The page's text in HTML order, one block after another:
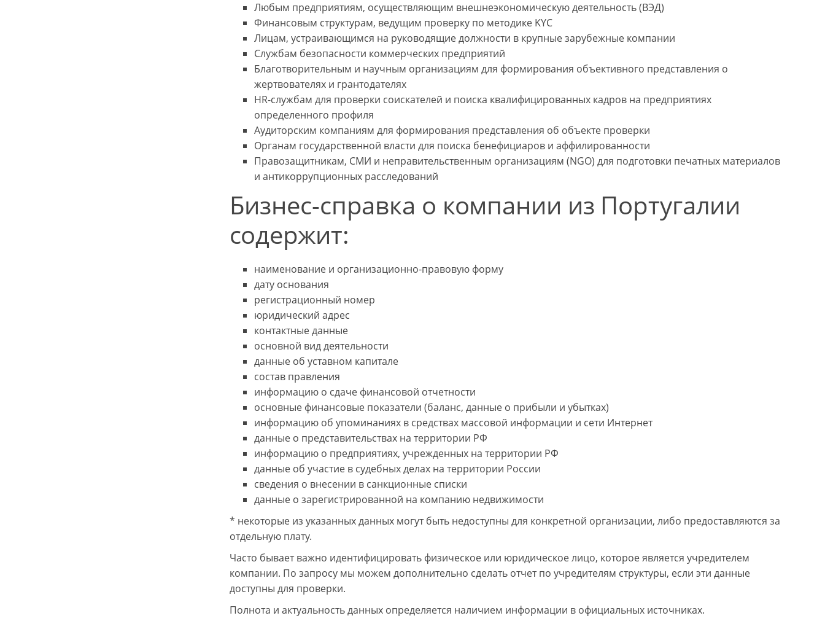
Любым предприятиям, осуществляющим внешнеэкономическую деятельность (ВЭД)
Финансовым структурам, ведущим проверку по методике KYC
Лицам, устраивающимся на руководящие должности в крупные зарубежные компании
Службам безопасности коммерческих предприятий
Благотворительным и научным организациям для формирования объективного представления о
жертвователях и грантодателях
HR-службам для проверки соискателей и поиска квалифицированных кадров на предприятиях
определенного профиля
Аудиторским компаниям для формирования представления об объекте проверки
Органам государственной власти для поиска бенефициаров и аффилированности
Правозащитникам, СМИ и неправительственным организациям (NGO) для подготовки печатных материалов
и антикоррупционных расследований
Бизнес-справка о компании из Португалии
содержит:
наименование и организационно-правовую форму
дату основания
регистрационный номер
юридический адрес
контактные данные
основной вид деятельности
данные об уставном капитале
состав правления
информацию о сдаче финансовой отчетности
основные финансовые показатели (баланс, данные о прибыли и убытках)
информацию об упоминаниях в средствах массовой информации и сети Интернет
данные о представительствах на территории РФ
информацию о предприятиях, учрежденных на территории РФ
данные об участие в судебных делах на территории России
сведения о внесении в санкционные списки
данные о зарегистрированной на компанию недвижимости
* некоторые из указанных данных могут быть недоступны для конкретной организации, либо предоставляются за
отдельную плату.
Часто бывает важно идентифицировать физическое или юридическое лицо, которое является учредителем
компании. По запросу мы можем дополнительно сделать отчет по учредителям структуры, если эти данные
доступны для проверки.
Полнота и актуальность данных определяется наличием информации в официальных источниках.